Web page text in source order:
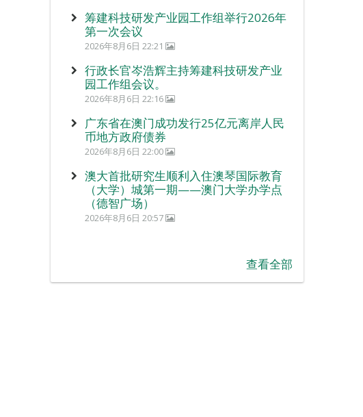
筹建科技研发产业园工作组举行2026年
第一次会议
2026年8月6日 22:21
行政长官岑浩辉主持筹建科技研发产业
园工作组会议。
2026年8月6日 22:16
广东省在澳门成功发行25亿元离岸人民
币地方政府债券
2026年8月6日 22:00
澳大首批研究生顺利入住澳琴国际教育
（大学）城第一期——澳门大学办学点
（德智广场）
2026年8月6日 20:57
查看全部